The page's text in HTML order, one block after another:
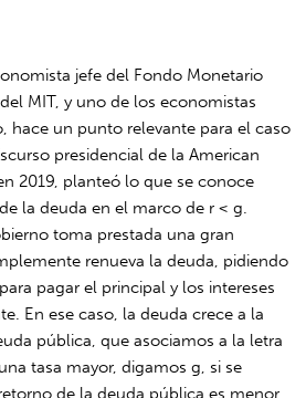
jefe del Fondo Monetario
MIT, y uno de los economistas
hace un punto relevante para el caso
presidencial de la American
2019, planteó lo que se conoce
la deuda en el marco de r < g.
toma prestada una gran
renueva la deuda, pidiendo
pagar el principal y los intereses
En ese caso, la deuda crece a la
pública, que asociamos a la letra
tasa mayor, digamos g, si se
de la deuda pública es menor